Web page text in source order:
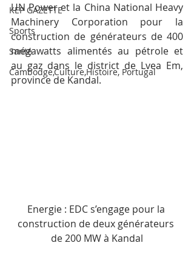
KEP GAZETTE
Sports
Santé
Cambodge,Culture,Histoire, Portugal
UN Power et la China National Heavy
Machinery Corporation pour la
construction de générateurs de 400
mégawatts alimentés au pétrole et
au gaz dans le district de Lvea Em,
province de Kandal.
Energie : EDC s’engage pour la
construction de deux générateurs
de 200 MW à Kandal